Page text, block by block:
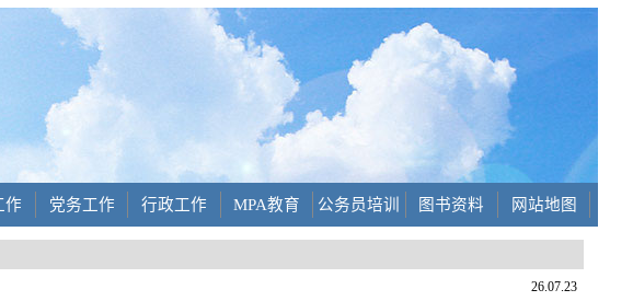
作 党务工作 行政工作 MPA教育 公务员培训 图书资料 网站地图
26.07.23